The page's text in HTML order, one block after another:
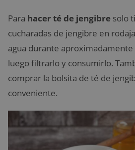
Para hacer té de jengibre solo
cucharadas de jengibre en
agua durante
luego filtrarlo y consumirlo.
comprar la bolsita de té de
conveniente.